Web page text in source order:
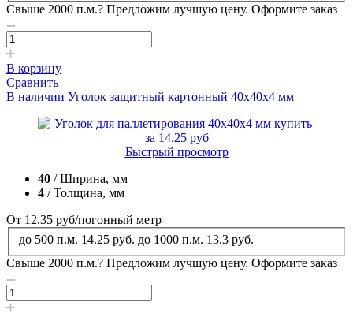
Свыше 2000 п.м.? Предложим лучшую цену. Оформите заказ
В корзину
Сравнить
В наличии Уголок защитный картонный 40x40x4 мм
Быстрый просмотр
40 / Ширина, мм
4 / Толщина, мм
От 12.35 руб/погонный метр
до 500 п.м. 14.25 руб. до 1000 п.м. 13.3 руб.
Свыше 2000 п.м.? Предложим лучшую цену. Оформите заказ